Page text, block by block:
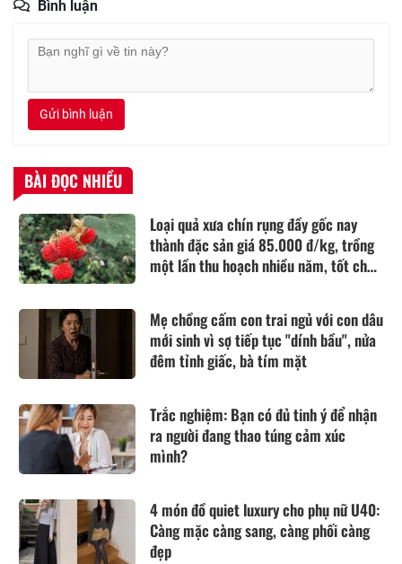
Bình luận
Gửi bình luận
BÀI ĐỌC NHIỀU
Loại quả xưa chín rụng đầy gốc nay
thành đặc sản giá 85.000 đ/kg, trồng
một lần thu hoạch nhiều năm, tốt cho
Mẹ chồng cấm con trai ngủ với con dâu
mới sinh vì sợ tiếp tục "dính bầu", nửa
đêm tỉnh giấc, bà tím mặt
Trắc nghiệm: Bạn có đủ tinh ý để nhận
ra người đang thao túng cảm xúc
mình?
4 món đồ quiet luxury cho phụ nữ U40:
Càng mặc càng sang, càng phối càng
đẹp